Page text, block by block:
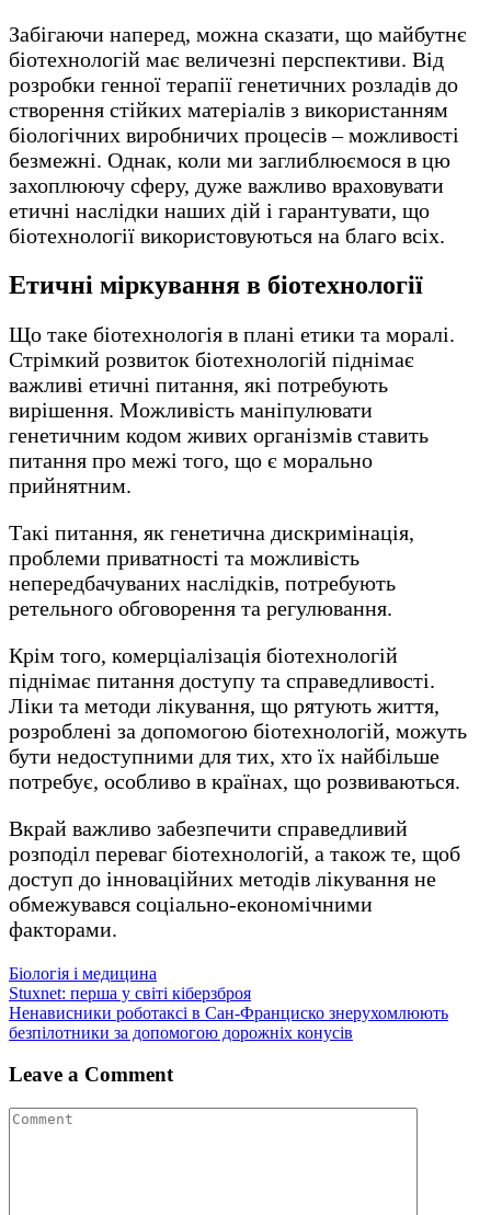
Забігаючи наперед, можна сказати, що майбутнє
біотехнологій має величезні перспективи. Від
розробки генної терапії генетичних розладів до
створення стійких матеріалів з використанням
біологічних виробничих процесів – можливості
безмежні. Однак, коли ми заглиблюємося в цю
захоплюючу сферу, дуже важливо враховувати
етичні наслідки наших дій і гарантувати, що
біотехнології використовуються на благо всіх.
Етичні міркування в біотехнології
Що таке біотехнологія в плані етики та моралі.
Стрімкий розвиток біотехнологій піднімає
важливі етичні питання, які потребують
вирішення. Можливість маніпулювати
генетичним кодом живих організмів ставить
питання про межі того, що є морально
прийнятним.
Такі питання, як генетична дискримінація,
проблеми приватності та можливість
непередбачуваних наслідків, потребують
ретельного обговорення та регулювання.
Крім того, комерціалізація біотехнологій
піднімає питання доступу та справедливості.
Ліки та методи лікування, що рятують життя,
розроблені за допомогою біотехнологій, можуть
бути недоступними для тих, хто їх найбільше
потребує, особливо в країнах, що розвиваються.
Вкрай важливо забезпечити справедливий
розподіл переваг біотехнологій, а також те, щоб
доступ до інноваційних методів лікування не
обмежувався соціально-економічними
факторами.
Біологія і медицина
Навігація
записів
Stuxnet: перша у світі кіберзброя
Ненависники роботаксі в Сан-Франциско знерухомлюють
безпілотники за допомогою дорожніх конусів
Leave a Comment